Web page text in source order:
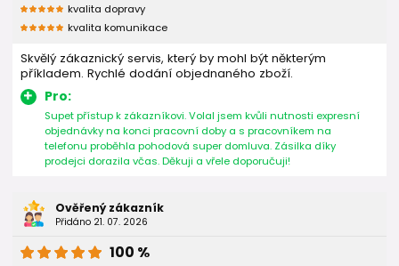
Skvělý zákaznický servis, který by mohl být některým
příkladem. Rychlé dodání objednaného zboží.
Pro:
Supet přístup k zákazníkovi. Volal jsem kvůli nutnosti expresní
objednávky na konci pracovní doby a s pracovníkem na
telefonu proběhla pohodová super domluva. Zásilka díky
prodejci dorazila včas. Děkuji a vřele doporučuji!
kvalita dopravy
kvalita komunikace
Ověřený zákazník
Přidáno 21. 07. 2026
100 %